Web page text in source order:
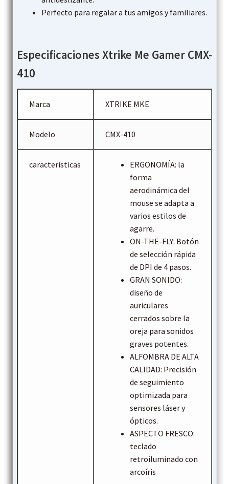
Perfecto para regalar a tus amigos y familiares.
Especificaciones Xtrike Me Gamer CMX-
410
Marca XTRIKE MKE
Modelo CMX-410
caracteristicas
ERGONOMÍA: la
forma
aerodinámica del
mouse se adapta a
varios estilos de
agarre.
ON-THE-FLY: Botón
de selección rápida
de DPI de 4 pasos.
GRAN SONIDO:
diseño de
auriculares
cerrados sobre la
oreja para sonidos
graves potentes.
ALFOMBRA DE ALTA
CALIDAD: Precisión
de seguimiento
optimizada para
sensores láser y
ópticos.
ASPECTO FRESCO:
teclado
retroiluminado con
arcoíris